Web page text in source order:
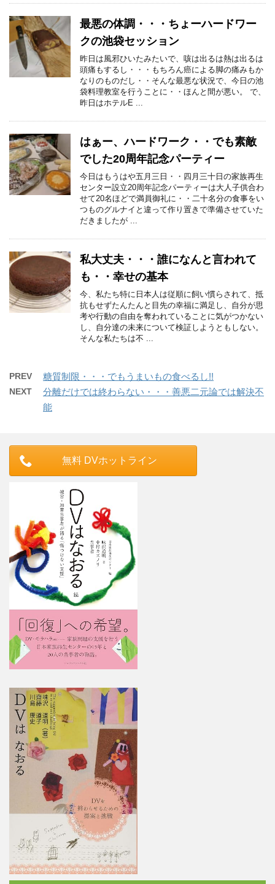
最悪の体調・・・ちょーハードワー
クの池袋セッション
昨日は風邪ひいたみたいで、咳は出るは熱は出るは
頭痛もするし・・・もちろん癌による脚の痛みもか
なりのものだし・・そんな最悪な状況で、今日の池
袋料理教室を行うことに・・ほんと間が悪い。 で、
昨日はホテルE ...
はぁー、ハードワーク・・でも素敵
でした20周年記念パーティー
今日はもうはや五月三日・・四月三十日の家族再生
センター設立20周年記念パーティーは大人子供合わ
せて20名ほどで満員御礼に・・二十名分の食事をい
つものグルナイと違って作り置きで準備させていた
だきましたが ...
私大丈夫・・・誰になんと言われて
も・・幸せの基本
今、私たち特に日本人は従順に飼い慣らされて、抵
抗もせずたんたんと目先の幸福に満足し、自分が思
考や行動の自由を奪われていることに気がつかない
し、自分達の未来について検証しようともしない。
そんな私たちは不 ...
PREV 糖質制限・・・でもうまいもの食べるし!!
NEXT
分離だけでは終わらない・・・善悪二元論では解決不
能
無料 DVホットライン